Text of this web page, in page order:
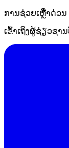
ການຊ່ວຍເຫຼືໍາດ່ວນ
ເຂົ້າເຖິງຜູ້ຊ່ຽວຊາ